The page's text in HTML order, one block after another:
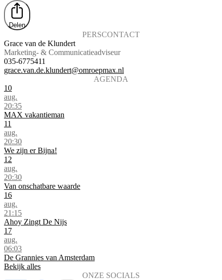
Delen
PERSCONTACT
Grace van de Klundert
Marketing- & Communicatieadviseur
035-6775411
grace.van.de.klundert@omroepmax.nl
AGENDA
10
aug.
20:35
MAX vakantieman
11
aug.
20:30
We zijn er Bijna!
12
aug.
20:30
Van onschatbare waarde
16
aug.
21:15
Ahoy Zingt De Nijs
17
aug.
06:03
De Grannies van Amsterdam
Bekijk alles
ONZE SOCIALS